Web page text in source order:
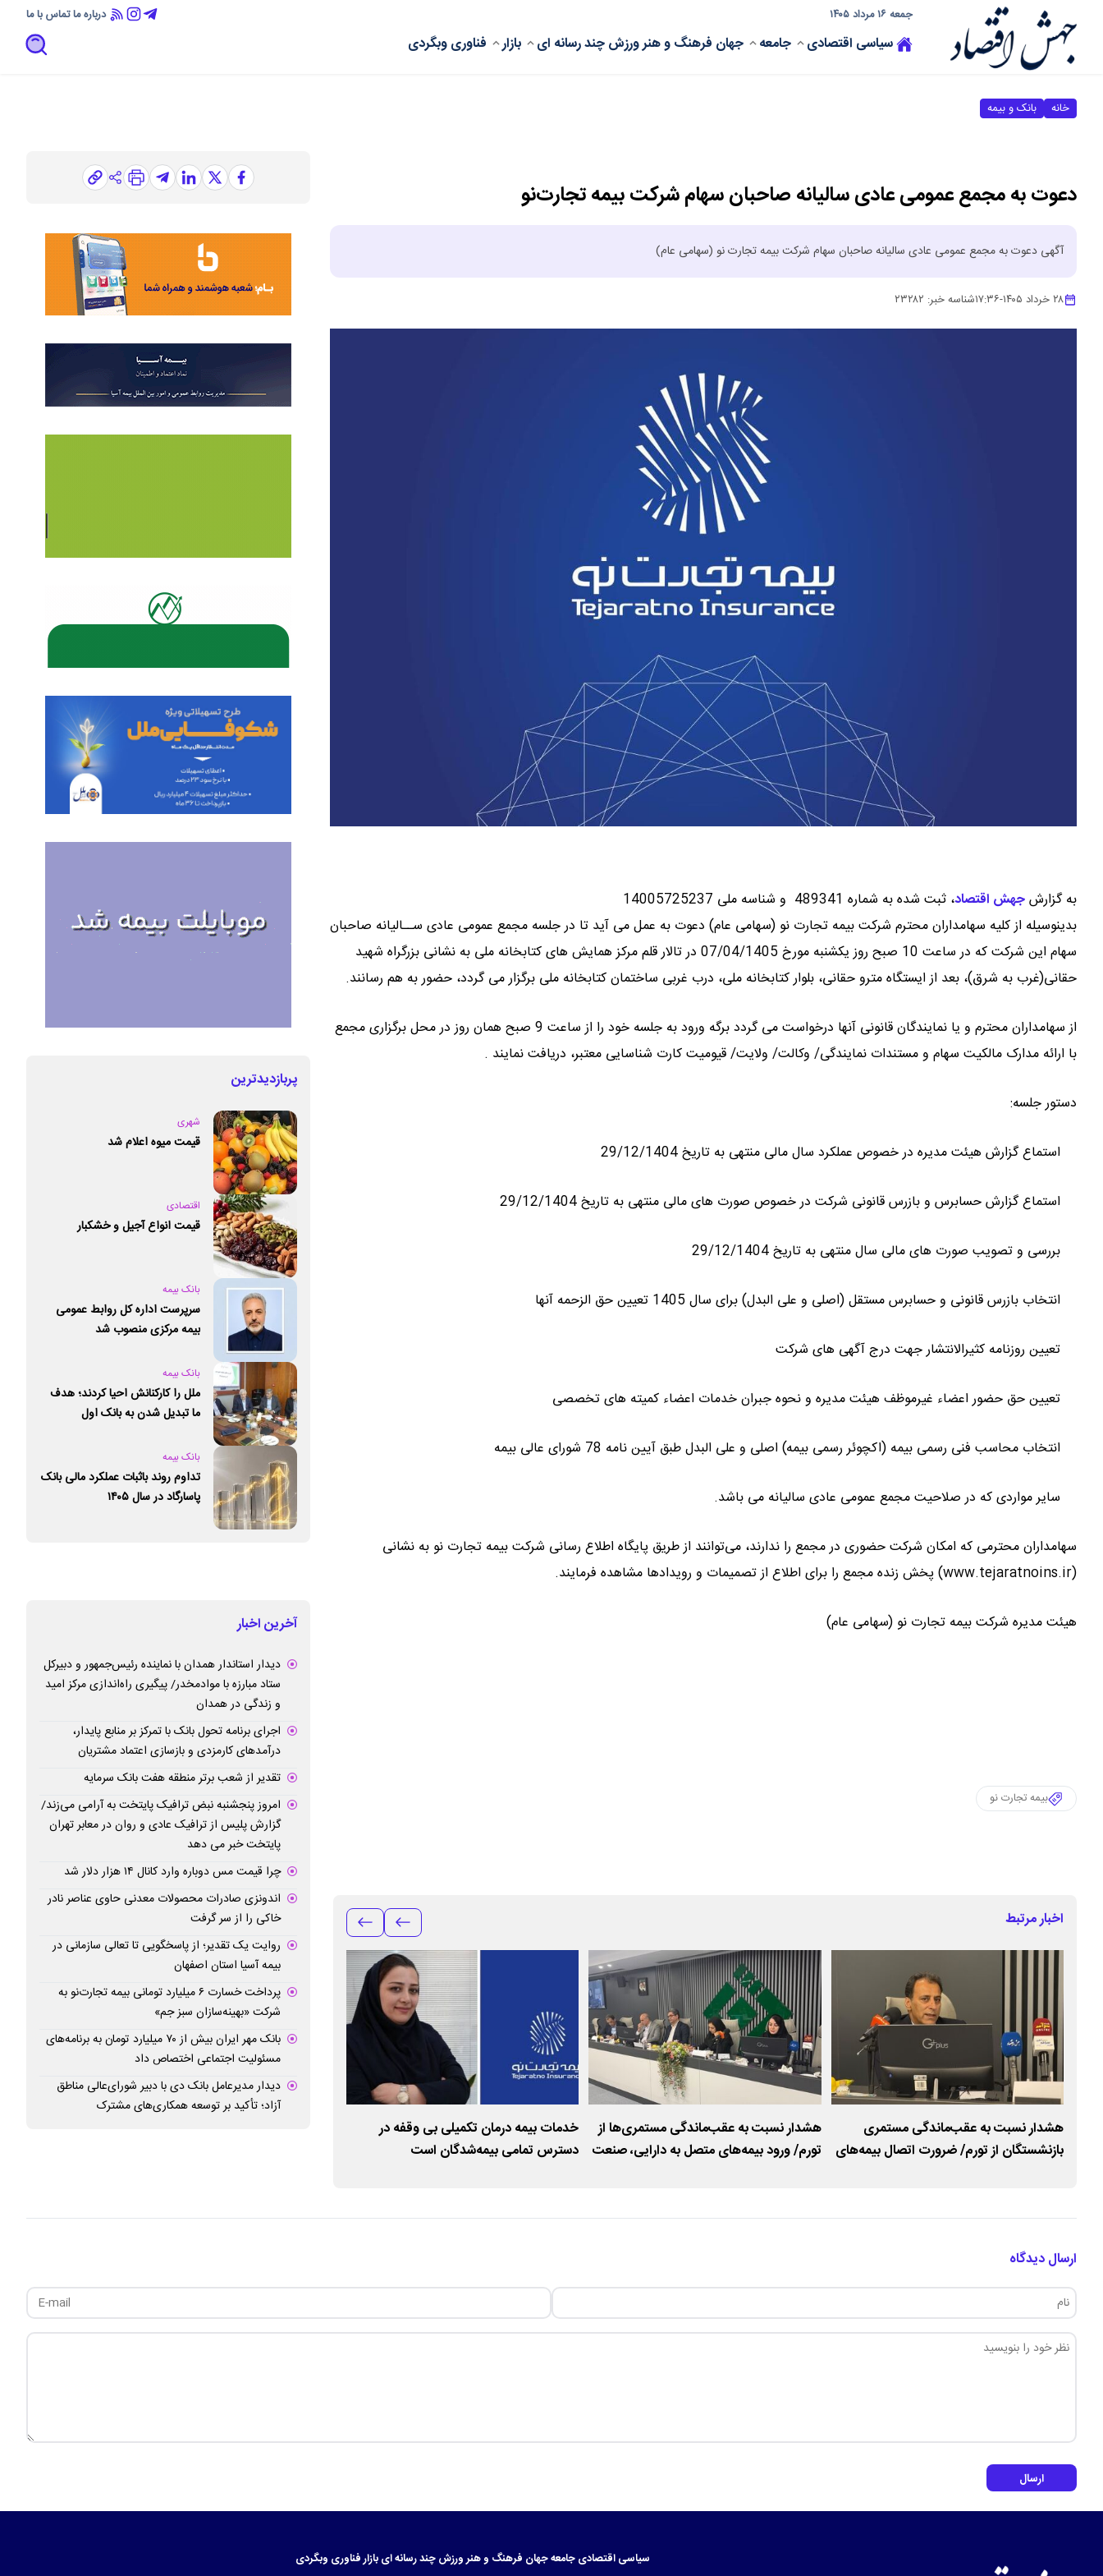
جمعه ۱۶ مرداد ۱۴۰۵ درباره ماتماس با ما
سیاسی اقتصادی جامعه جهان فرهنگ و هنرورزشچند رسانه ای بازار فناوریوبگردی
خانه بانک و بیمه
دعوت به مجمع عمومی عادی سالیانه صاحبان سهام شرکت بیمه تجارت‌نو
آگهی دعوت به مجمع عمومی عادی سالیانه صاحبان سهام شرکت بیمه تجارت نو (سهامی عام)
۲۸ خرداد ۱۴۰۵ -۱۷:۳۶شناسه خبر: ۲۳۲۸۲
به گزارشجهش اقتصاد، ثبت شده به شماره 489341 و شناسه ملی 14005725237
بدینوسیله از کلیه سهامداران محترم شرکت بیمه تجارت نو (سهامی عام) دعوت به عمل می آید تا در جلسه مجمع عمومی عادی ســالیانه صاحبان
سهام این شرکت که در ساعت 10 صبح روز یکشنبه مورخ 07/04/1405 در تالار قلم مرکز همایش های کتابخانه ملی به نشانی بزرگراه شهید
حقانی(غرب به شرق)، بعد از ایستگاه مترو حقانی، بلوار کتابخانه ملی، درب غربی ساختمان کتابخانه ملی برگزار می گردد، حضور به هم رسانند.
از سهامداران محترم و یا نمایندگان قانونی آنها درخواست می گردد برگه ورود به جلسه خود را از ساعت 9 صبح همان روز در محل برگزاری مجمع
با ارائه مدارک مالکیت سهام و مستندات نمایندگی/ وکالت/ ولایت/ قیومیت کارت شناسایی معتبر، دریافت نمایند .
دستور جلسه:
استماع گزارش هیئت مدیره در خصوص عملکرد سال مالی منتهی به تاریخ 29/12/1404
استماع گزارش حسابرس و بازرس قانونی شرکت در خصوص صورت های مالی منتهی به تاریخ 29/12/1404
بررسی و تصویب صورت های مالی سال منتهی به تاریخ 29/12/1404
انتخاب بازرس قانونی و حسابرس مستقل (اصلی و علی البدل) برای سال 1405 تعیین حق الزحمه آنها
تعیین روزنامه کثیرالانتشار جهت درج آگهی های شرکت
تعیین حق حضور اعضاء غیرموظف هیئت مدیره و نحوه جبران خدمات اعضاء کمیته های تخصصی
انتخاب محاسب فنی رسمی بیمه (اکچوئر رسمی بیمه) اصلی و علی البدل طبق آیین نامه 78 شورای عالی بیمه
سایر مواردی که در صلاحیت مجمع عمومی عادی سالیانه می باشد.
سهامداران محترمی که امکان شرکت حضوری در مجمع را ندارند، می‌توانند از طریق پایگاه اطلاع رسانی شرکت بیمه تجارت نو به نشانی
(www.tejaratnoins.ir) پخش زنده مجمع را برای اطلاع از تصمیمات و رویدادها مشاهده فرمایند.
هیئت مدیره شرکت بیمه تجارت نو (سهامی عام)
بیمه تجارت نو
اخبار مرتبط
هشدار نسبت به عقب‌ماندگی مستمری
بازنشستگان از تورم/ ضرورت اتصال بیمه‌های
هشدار نسبت به عقب‌ماندگی مستمری‌ها از
تورم/ ورود بیمه‌های متصل به دارایی، صنعت
خدمات بیمه درمان تکمیلی بی وقفه در
دسترس تمامی بیمه‌شدگان است
پربازدیدترین
شهری
قیمت میوه اعلام شد
اقتصادی
قیمت انواع آجیل و خشکبار
بانک بیمه
سرپرست اداره کل روابط عمومی
بیمه مرکزی منصوب شد
بانک بیمه
ملل را کارکنانش احیا کردند؛ هدف
ما تبدیل شدن به بانک اول
بانک بیمه
تداوم روند باثبات عملکرد مالی بانک
پاسارگاد در سال ۱۴۰۵
آخرین اخبار
دیدار استاندار همدان با نماینده رئیس‌جمهور و دبیرکل
ستاد مبارزه با موادمخدر/ پیگیری راه‌اندازی مرکز امید
و زندگی در همدان
اجرای برنامه تحول بانک با تمرکز بر منابع پایدار،
درآمدهای کارمزدی و بازسازی اعتماد مشتریان
تقدیر از شعب برتر منطقه هفت بانک سرمایه
امروز پنجشنبه نبض ترافیک پایتخت به آرامی می‌زند/
گزارش پلیس از ترافیک عادی و روان در معابر تهران
پایتخت خبر می دهد
چرا قیمت مس دوباره وارد کانال ۱۴ هزار دلار شد
اندونزی صادرات محصولات معدنی حاوی عناصر نادر
خاکی را از سر گرفت
روایت یک تقدیر؛ از پاسخگویی تا تعالی سازمانی در
بیمه آسیا استان اصفهان
پرداخت خسارت ۶ میلیارد تومانی بیمه تجارت‌نو به
شرکت «بهینه‌سازان سبز جم»
بانک مهر ایران بیش از ۷۰ میلیارد تومان به برنامه‌های
مسئولیت اجتماعی اختصاص داد
دیدار مدیرعامل بانک دی با دبیر شورای‌عالی مناطق
آزاد؛ تأکید بر توسعه همکاری‌های مشترک
ارسال دیدگاه
ارسال
سیاسیاقتصادیجامعهجهان فرهنگ و هنرورزشچند رسانه ایبازارفناوری وبگردی